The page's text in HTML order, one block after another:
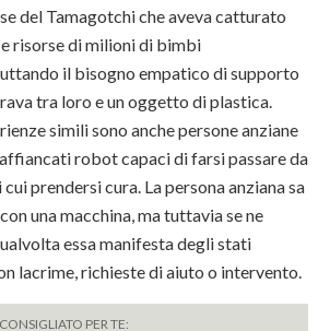
del Tamagotchi che aveva catturato
risorse di milioni di bimbi
il bisogno empatico di supporto
tra loro e un oggetto di plastica.
simili sono anche persone anziane
robot capaci di farsi passare da
prendersi cura. La persona anziana sa
una macchina, ma tuttavia se ne
essa manifesta degli stati
lacrime, richieste di aiuto o intervento.
CONSIGLIATO PER TE: